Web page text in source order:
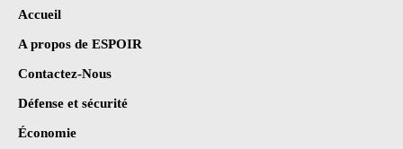
Accueil
A propos de ESPOIR
Contactez-Nous
Défense et sécurité
Économie